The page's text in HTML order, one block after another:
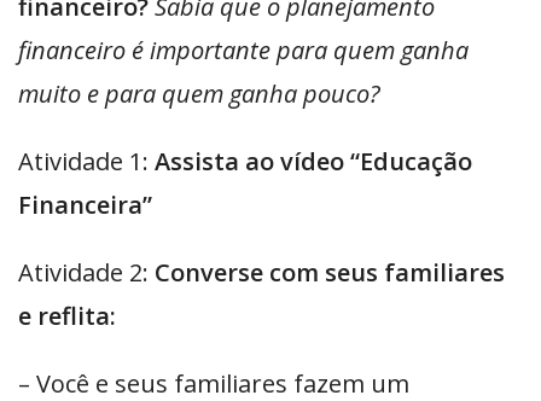
financeiro?Sabia que o planejamento
financeiro é importante para quem ganha
muito e para quem ganha pouco?
Atividade 1: Assista ao vídeo “Educação
Financeira”
Atividade 2: Converse com seus familiares
e reflita:
– Você e seus familiares fazem um